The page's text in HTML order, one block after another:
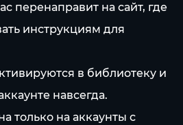
перенаправит на сайт, где
инструкциям для
в библиотеку и
навсегда.
только на аккаунты с